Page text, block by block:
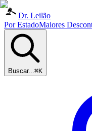
Dr. Leilão
Por EstadoMaiores
Buscar...⌘K